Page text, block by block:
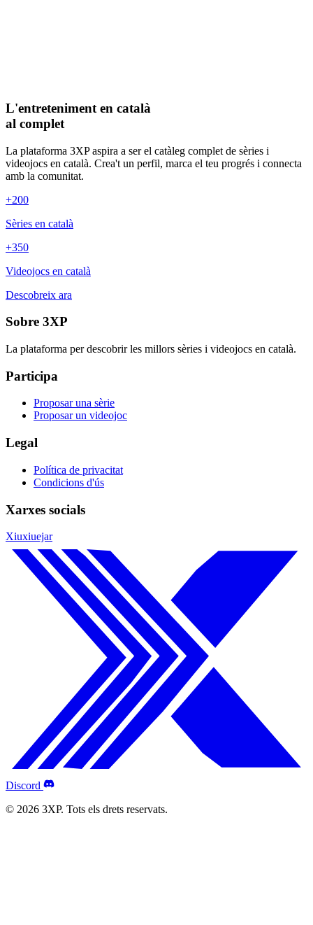
L'entreteniment en català
al complet
La plataforma 3XP aspira a ser el catàleg complet de sèries i
videojocs en català. Crea't un perfil, marca el teu progrés i connecta
amb la comunitat.
+200
Sèries en català
+350
Videojocs en català
Descobreix ara
Sobre 3XP
La plataforma per descobrir les millors sèries i videojocs en català.
Participa
Proposar una sèrie
Proposar un videojoc
Legal
Política de privacitat
Condicions d'ús
Xarxes socials
Xiuxiuejar
Discord
© 2026 3XP. Tots els drets reservats.